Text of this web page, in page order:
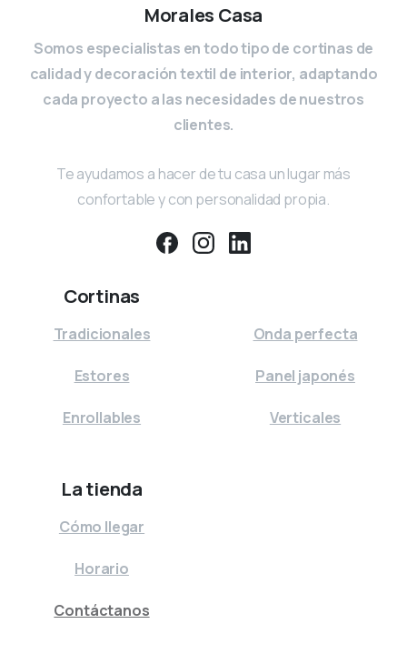
Morales Casa
Somos especialistas en todo tipo de cortinas de
calidad y decoración textil de interior, adaptando
cada proyecto a las necesidades de nuestros
clientes.
Te ayudamos a hacer de tu casa un lugar más
confortable y con personalidad propia.
Cortinas
Tradicionales
Estores
Enrollables
Onda perfecta
Panel japonés
Verticales
La tienda
Cómo llegar
Horario
Contáctanos